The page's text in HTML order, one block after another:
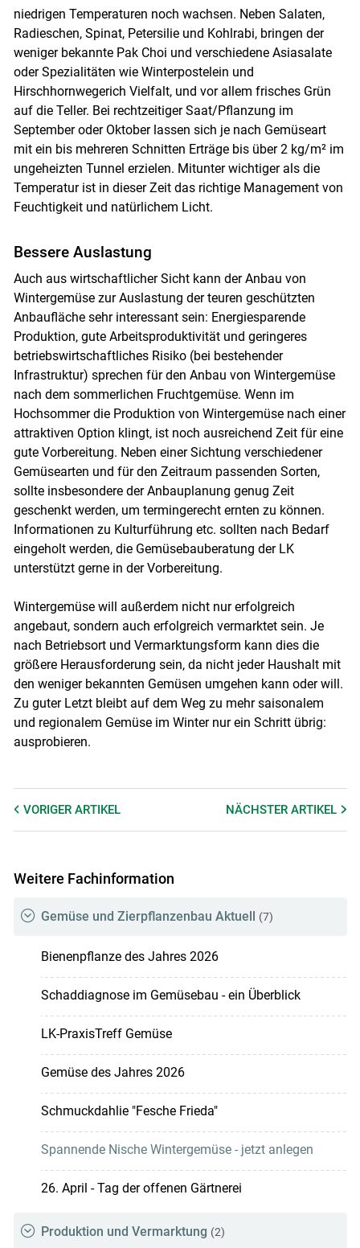
niedrigen Temperaturen noch wachsen. Neben Salaten,
Radieschen, Spinat, Petersilie und Kohlrabi, bringen der
weniger bekannte Pak Choi und verschiedene Asiasalate
oder Spezialitäten wie Winterpostelein und
Hirschhornwegerich Vielfalt, und vor allem frisches Grün
auf die Teller. Bei rechtzeitiger Saat/Pflanzung im
September oder Oktober lassen sich je nach Gemüseart
mit ein bis mehreren Schnitten Erträge bis über 2 kg/m² im
ungeheizten Tunnel erzielen. Mitunter wichtiger als die
Temperatur ist in dieser Zeit das richtige Management von
Feuchtigkeit und natürlichem Licht.
Bessere Auslastung
Auch aus wirtschaftlicher Sicht kann der Anbau von
Wintergemüse zur Auslastung der teuren geschützten
Anbaufläche sehr interessant sein: Energiesparende
Produktion, gute Arbeitsproduktivität und geringeres
betriebswirtschaftliches Risiko (bei bestehender
Infrastruktur) sprechen für den Anbau von Wintergemüse
nach dem sommerlichen Fruchtgemüse. Wenn im
Hochsommer die Produktion von Wintergemüse nach einer
attraktiven Option klingt, ist noch ausreichend Zeit für eine
gute Vorbereitung. Neben einer Sichtung verschiedener
Gemüsearten und für den Zeitraum passenden Sorten,
sollte insbesondere der Anbauplanung genug Zeit
geschenkt werden, um termingerecht ernten zu können.
Informationen zu Kulturführung etc. sollten nach Bedarf
eingeholt werden, die Gemüsebauberatung der LK
unterstützt gerne in der Vorbereitung.
Wintergemüse will außerdem nicht nur erfolgreich
angebaut, sondern auch erfolgreich vermarktet sein. Je
nach Betriebsort und Vermarktungsform kann dies die
größere Herausforderung sein, da nicht jeder Haushalt mit
den weniger bekannten Gemüsen umgehen kann oder will.
Zu guter Letzt bleibt auf dem Weg zu mehr saisonalem
und regionalem Gemüse im Winter nur ein Schritt übrig:
ausprobieren.
VORIGER ARTIKEL NÄCHSTERARTIKEL
Weitere Fachinformation
Gemüse und Zierpflanzenbau Aktuell (7)
Bienenpflanze des Jahres 2026
Schaddiagnose im Gemüsebau - ein Überblick
LK-PraxisTreff Gemüse
Gemüse des Jahres 2026
Schmuckdahlie "Fesche Frieda"
Spannende Nische Wintergemüse - jetzt anlegen
26. April - Tag der offenen Gärtnerei
Produktion und Vermarktung (2)